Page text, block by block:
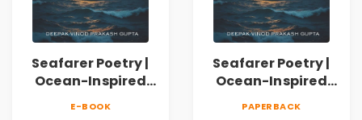
Seafarer Poetry |
Ocean-Inspired
E-BOOK
Seafarer Poetry |
Ocean-Inspired
PAPERBACK